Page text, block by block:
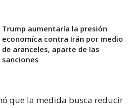
Trump aumentaría la presión
economíca contra Irán por medio
de aranceles, aparte de las
sanciones
que la medida busca reducir